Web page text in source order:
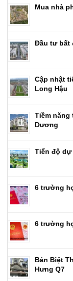
Mua nhà
Đầu tư bất
Cập nhật
Long Hậu
Tiềm năng
Dương
Tiến độ dự
6 trường
6 trường
Bán Biệt
Hưng Q7